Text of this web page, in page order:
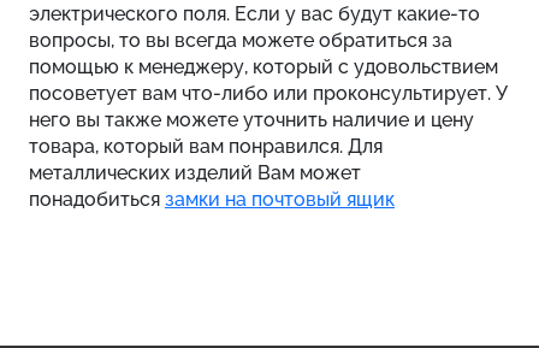
электрического поля. Если у вас будут какие-то
вопросы, то вы всегда можете обратиться за
помощью к менеджеру, который с удовольствием
посоветует вам что-либо или проконсультирует. У
него вы также можете уточнить наличие и цену
товара, который вам понравился. Для
металлических изделий Вам может
понадобиться замки на почтовый ящик